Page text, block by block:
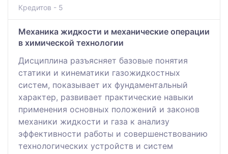
Кредитов - 5
Механика жидкости и механические операции
в химической технологии
Дисциплина разъясняет базовые понятия
статики и кинематики газожидкостных
систем, показывает их фундаментальный
характер, развивает практические навыки
применения основных положений и законов
механики жидкости и газа к анализу
эффективности работы и совершенствованию
технологических устройств и систем